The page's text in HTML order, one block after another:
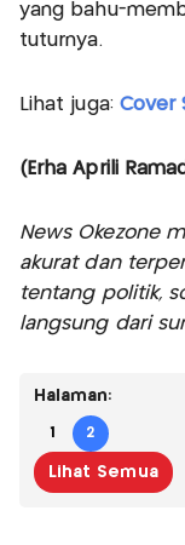
yang bahu-
tuturnya.
Lihat juga: Cover
(Erha Aprili
News Okezone
akurat dan
tentang politik,
langsung dari
Halaman:
1 2
Lihat Semua